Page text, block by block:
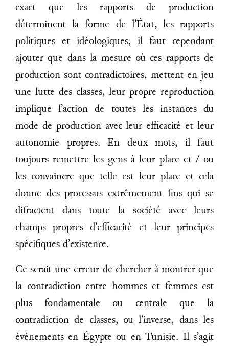
exact que les rapports de production
déterminent la forme de l’État, les rapports
politiques et idéologiques, il faut cependant
ajouter que dans la mesure où ces rapports de
production sont contradictoires, mettent en jeu
une lutte des classes, leur propre reproduction
implique l’action de toutes les instances du
mode de production avec leur efficacité et leur
autonomie propres. En deux mots, il faut
toujours remettre les gens à leur place et / ou
les convaincre que telle est leur place et cela
donne des processus extrêmement fins qui se
difractent dans toute la société avec leurs
champs propres d’efficacité et leur principes
spécifiques d’existence.
Ce serait une erreur de chercher à montrer que
la contradiction entre hommes et femmes est
plus fondamentale ou centrale que la
contradiction de classes, ou l’inverse, dans les
événements en Égypte ou en Tunisie. Il s’agit